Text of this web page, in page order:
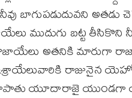
బాగుపడుదువని అతడు
ముదుగు బట్ట
హజాయేలు అతనికి మారుగా
ఇశ్రాయేలువారికి రాజునైన
యూదారాజై